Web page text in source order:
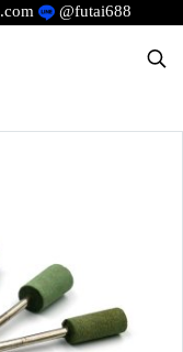
@futai688